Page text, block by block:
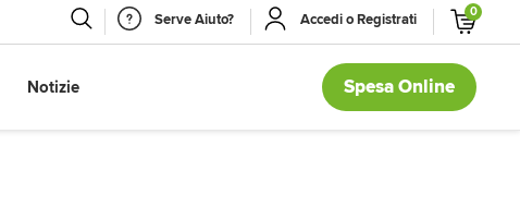
Serve Aiuto? Accedi o Registrati 0
Notizie Spesa Online